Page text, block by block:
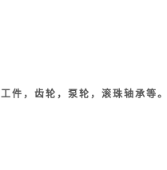
，齿轮，泵轮，滚珠轴承等。